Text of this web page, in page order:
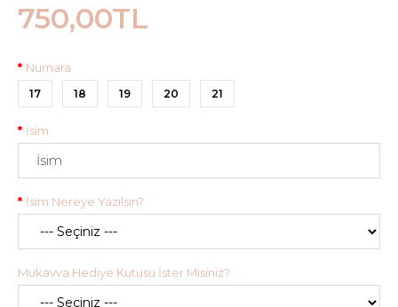
750,00TL
Numara
17 18 19 20 21
İsim
İsim Nereye Yazılsın?
Mukavva Hediye Kutusu İster Misiniz?